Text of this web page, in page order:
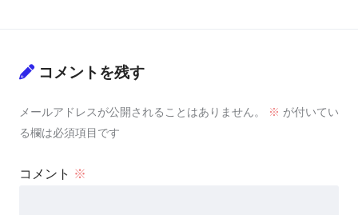
コメントを残す
メールアドレスが公開されることはありません。 ※ が付いてい
る欄は必須項目です
コメント ※